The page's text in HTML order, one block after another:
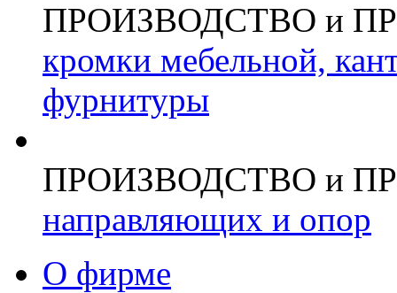
ПРОИЗВОДСТВО и
кромки мебельной,
фурнитуры
ПРОИЗВОДСТВО и
направляющих и опор
О фирме